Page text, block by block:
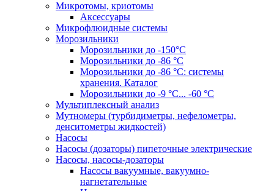
Микротомы, криотомы
Аксессуары
Микрофлюидные системы
Морозильники
Морозильники до -150°С
Морозильники до -86 °C
Морозильники до -86 °C: системы
хранения. Каталог
Морозильники до -9 °C... -60 °C
Мультиплексный анализ
Мутномеры (турбидиметры, нефелометры,
денситометры жидкостей)
Насосы
Насосы (дозаторы) пипеточные электрические
Насосы, насосы-дозаторы
Насосы вакуумные, вакуумно-
нагнетательные